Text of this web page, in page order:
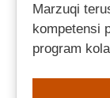
Marzuqi
kompetensi
program